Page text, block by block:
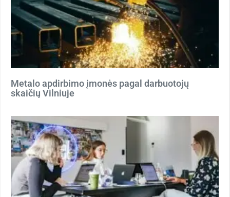
Metalo apdirbimo įmonės pagal darbuotojų
skaičių Vilniuje